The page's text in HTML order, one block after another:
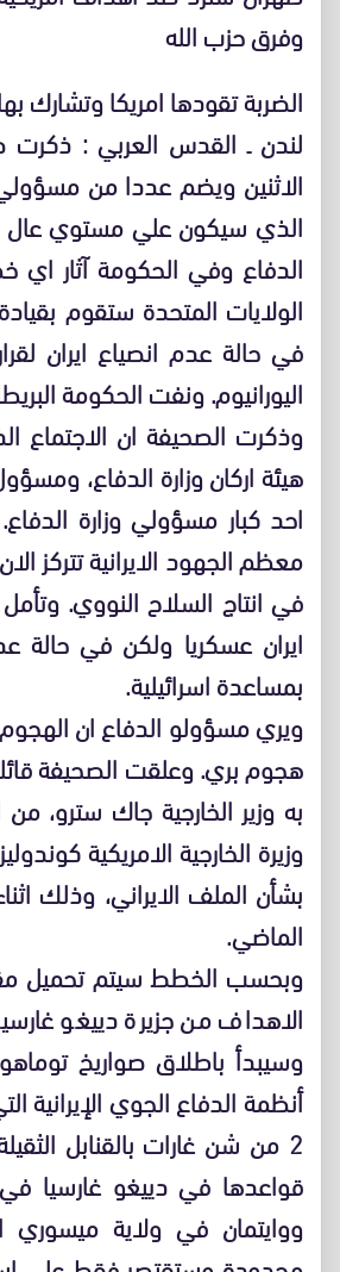
وفرق حزب الله
الضربة تقودها امريكا وتشارك
لندن ـ القدس العربي : ذكرت
الاثنين ويضم عددا من
الذي سيكون علي مستوي عال
الدفاع وفي الحكومة آثار
الولايات المتحدة ستقوم
في حالة عدم انصياع ايران
اليورانيوم. ونفت الحكومة
وذكرت الصحيفة ان الاجتماع
هيئة اركان وزارة الدفاع،
احد كبار مسؤولي وزارة
معظم الجهود الايرانية تتركز
في انتاج السلاح النووي.
ايران عسكريا ولكن في حالة
بمساعدة اسرائيلية.
ويري مسؤولو الدفاع ان
هجوم بري. وعلقت الصحيفة
به وزير الخارجية جاك سترو،
وزيرة الخارجية الامريكية
بشأن الملف الايراني، وذلك
الماضي.
وبحسب الخطط سيتم تحميل
الاهداف من جزيرة دييغو
وسيبدأ باطلاق صواريخ
أنظمة الدفاع الجوي
2 من شن غارات بالقنابل
قواعدها في دييغو غارسيا في
ووايتمان في ولاية ميسوري